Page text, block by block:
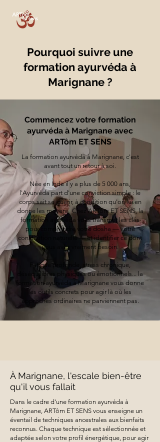
Pourquoi suivre une
formation ayurvéda à
Marignane ?
Commencez votre formation
ayurvéda à Marignane avec
ARTôm ET SENS
La formation ayurvéda à Marignane, c'est
avant tout un retour à soi.
Née en Inde il y a plus de 5 000 ans,
l'Ayurvéda part d'une conviction simple : le
corps sait se guérir, à condition qu'on lui en
donne les moyens. Chez ARTôm ET SENS, la
formation ayurvéda vous transmet les clés
pour comprendre votre dosha — votre
constitution naturelle — et identifier ce dont
vous avez vraiment besoin.
Fatigue profonde, stress chronique,
déséquilibres physiques ou émotionnels... la
formation ayurvéda à Marignane vous donne
les outils concrets pour agir là où les
approches ordinaires ne parviennent pas.
À Marignane, l'escale bien-être
qu'il vous fallait
Dans le cadre d'une formation ayurvéda à
Marignane, ARTôm ET SENS vous enseigne un
éventail de techniques ancestrales aux bienfaits
reconnus. Chaque technique est sélectionnée et
adaptée selon votre profil énergétique, pour agir